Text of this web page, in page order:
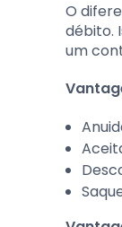
O
débito.
um